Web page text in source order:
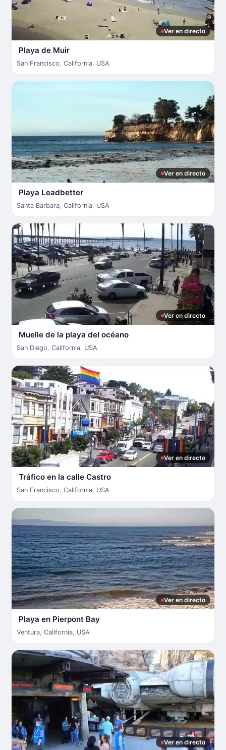
Ver en directo
Playa de Muir
San Francisco, California, USA
Ver en directo
Playa Leadbetter
Santa Barbara, California, USA
Ver en directo
Muelle de la playa del océano
San Diego, California, USA
Ver en directo
Tráfico en la calle Castro
San Francisco, California, USA
Ver en directo
Playa en Pierpont Bay
Ventura, California, USA
Ver en directo